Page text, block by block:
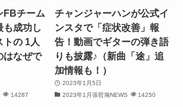
(30)
FBチーム
も成功し
トの 1人
はなぜで
14287
チャンジャーハンが公式イ
ンスタで「症状改善」報
告！動画でギターの弾き語
りも披露♪（新曲「途」追
加情報も！）
2023年1月5日
2023年1月張哲瀚NEWS
14250